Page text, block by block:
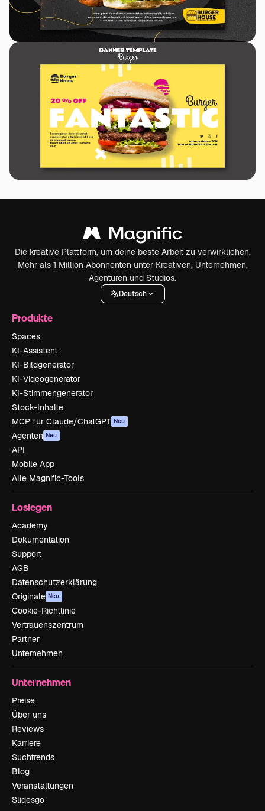
Die kreative Plattform, um deine beste Arbeit zu verwirklichen.
Mehr als 1 Million Abonnenten unter Kreativen, Unternehmen,
Agenturen und Studios.
Deutsch
Produkte
Spaces
KI-Assistent
KI-Bildgenerator
KI-Videogenerator
KI-Stimmengenerator
Stock-Inhalte
MCP für Claude/ChatGPT Neu
Agenten Neu
API
Mobile App
Alle Magnific-Tools
Loslegen
Academy
Dokumentation
Support
AGB
Datenschutzerklärung
Originale Neu
Cookie-Richtlinie
Vertrauenszentrum
Partner
Unternehmen
Unternehmen
Preise
Über uns
Reviews
Karriere
Suchtrends
Blog
Veranstaltungen
Slidesgo